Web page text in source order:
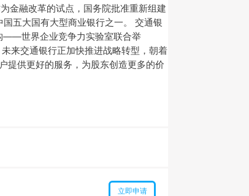
金融改革的试点，国务院批准重新组建
五大国有大型商业银行之一。 交通银
——世界企业竞争力实验室联合举
来交通银行正加快推进战略转型，朝着
提供更好的服务，为股东创造更多的价
立即申请